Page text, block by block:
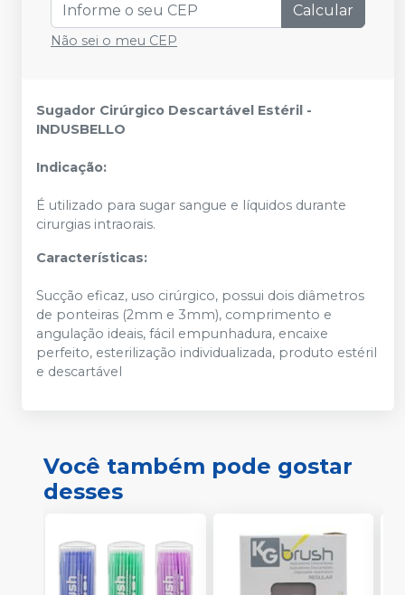
Calcular
Não sei o meu CEP
Sugador Cirúrgico Descartável Estéril -
INDUSBELLO
Indicação:
É utilizado para sugar sangue e líquidos durante
cirurgias intraorais.
Características:
Sucção eficaz, uso cirúrgico, possui dois diâmetros
de ponteiras (2mm e 3mm), comprimento e
angulação ideais, fácil empunhadura, encaixe
perfeito, esterilização individualizada, produto estéril
e descartável
Você também pode gostar
desses